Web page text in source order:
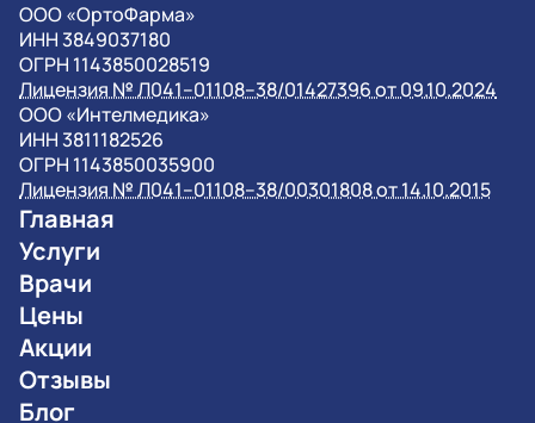
OOO «ОртоФарма»
ИНН 3849037180
ОГРН 1143850028519
Лицензия № Л041–01108–38/01427396 от 09.10.2024
OOO «Интелмедика»
ИНН 3811182526
ОГРН 1143850035900
Лицензия № Л041–01108–38/00301808 от 14.10.2015
Главная
Услуги
Врачи
Цены
Акции
Отзывы
Блог